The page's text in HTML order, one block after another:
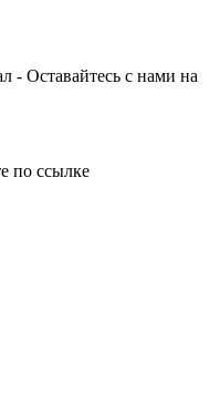
- Оставайтесь с нами на
по ссылке